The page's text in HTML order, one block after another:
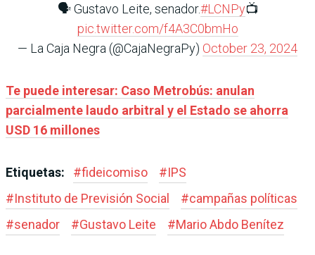
🗣️ Gustavo Leite, senador.#LCNPy📺
pic.twitter.com/f4A3C0bmHo
— La Caja Negra (@CajaNegraPy) October 23, 2024
Te puede interesar: Caso Metrobús: anulan
parcialmente laudo arbitral y el Estado se ahorra
USD 16 millones
Etiquetas: #fideicomiso #IPS
#Instituto de Previsión Social #campañas políticas
#senador #Gustavo Leite #Mario Abdo Benítez